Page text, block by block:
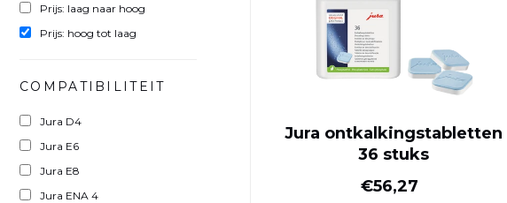
Prijs: laag naar hoog
Prijs: hoog tot laag
COMPATIBILITEIT
Jura D4
Jura E6
Jura E8
Jura ENA 4
Jura ontkalkingstabletten
36 stuks
Normale prijs
€56,27